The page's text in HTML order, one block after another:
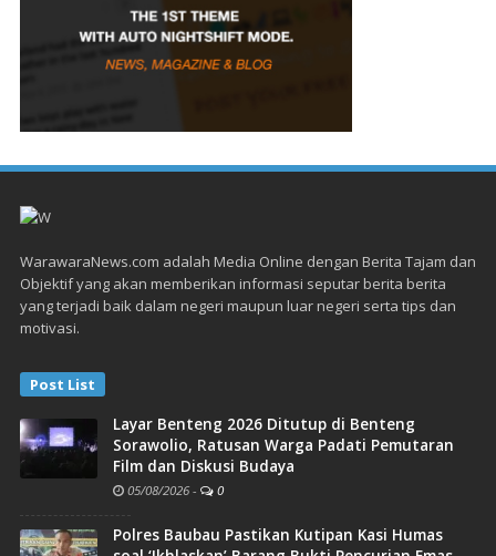
WarawaraNews.com adalah Media Online dengan Berita Tajam dan
Objektif yang akan memberikan informasi seputar berita berita
yang terjadi baik dalam negeri maupun luar negeri serta tips dan
motivasi.
Post List
Layar Benteng 2026 Ditutup di Benteng
Sorawolio, Ratusan Warga Padati Pemutaran
Film dan Diskusi Budaya
05/08/2026 - 0
Polres Baubau Pastikan Kutipan Kasi Humas